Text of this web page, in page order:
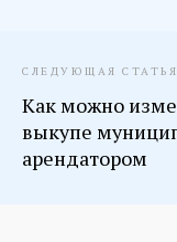
СЛЕДУЮЩАЯ СТАТЬЯ
Как можно
выкупе
арендатором